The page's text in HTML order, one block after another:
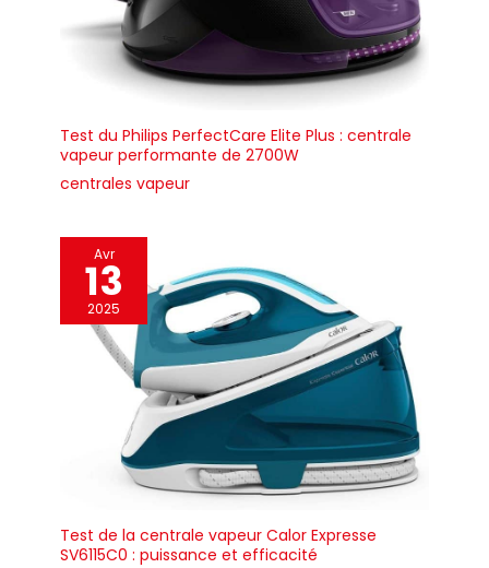
Test du Philips PerfectCare Elite Plus : centrale
vapeur performante de 2700W
centrales vapeur
Avr
13
2025
Test de la centrale vapeur Calor Expresse
SV6115C0 : puissance et efficacité